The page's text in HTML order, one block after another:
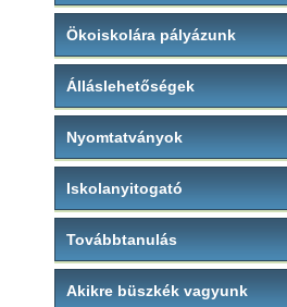
Ökoiskolára pályázunk
Álláslehetőségek
Nyomtatványok
Iskolanyitogató
Továbbtanulás
Akikre büszkék vagyunk